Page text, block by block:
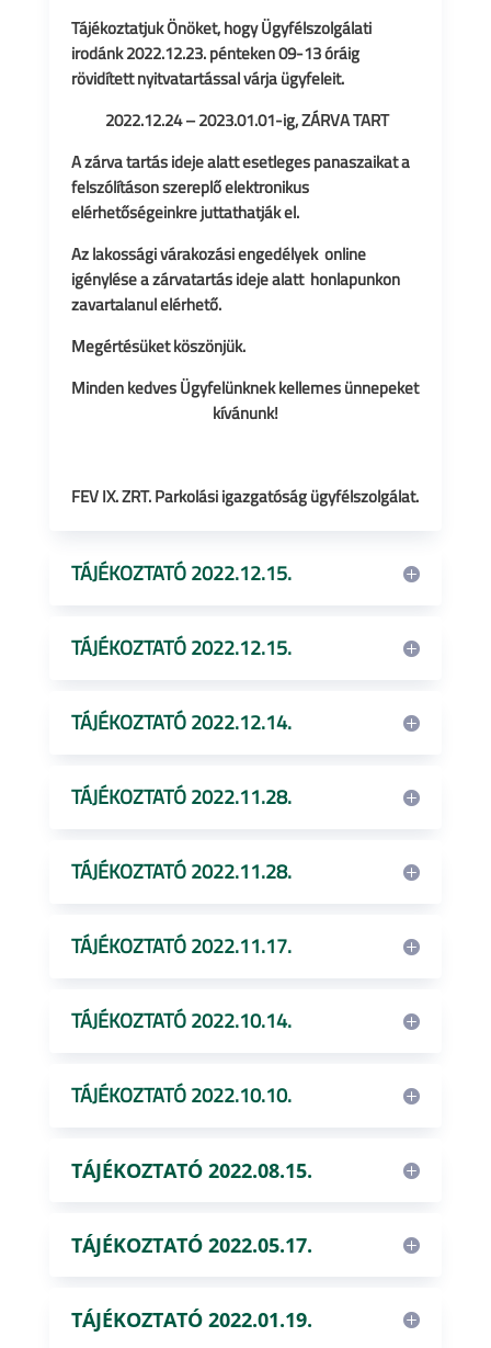
Tájékoztatjuk Önöket, hogy Ügyfélszolgálati
irodánk2022.12.23. pénteken 09-13 óráig
rövidített nyitvatartással várja ügyfeleit.
2022.12.24 – 2023.01.01-ig, ZÁRVA TART
A zárva tartás ideje alatt esetleges panaszaikat a
felszólításon szereplő elektronikus
elérhetőségeinkre juttathatják el.
Az lakossági várakozási engedélyek online
igénylése a zárvatartás ideje alatt honlapunkon
zavartalanul elérhető.
Megértésüket köszönjük.
Minden kedves Ügyfelünknek kellemes ünnepeket
kívánunk!
FEV IX. ZRT. Parkolási igazgatóság ügyfélszolgálat.
TÁJÉKOZTATÓ 2022.12.15.
TÁJÉKOZTATÓ 2022.12.15.
TÁJÉKOZTATÓ 2022.12.14.
TÁJÉKOZTATÓ 2022.11.28.
TÁJÉKOZTATÓ 2022.11.28.
TÁJÉKOZTATÓ 2022.11.17.
TÁJÉKOZTATÓ 2022.10.14.
TÁJÉKOZTATÓ 2022.10.10.
TÁJÉKOZTATÓ 2022.08.15.
TÁJÉKOZTATÓ 2022.05.17.
TÁJÉKOZTATÓ 2022.01.19.